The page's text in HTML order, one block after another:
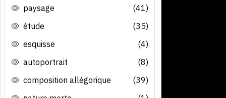
paysage
(41)
étude
(35)
esquisse
(4)
autoportrait
(8)
composition allégorique
(39)